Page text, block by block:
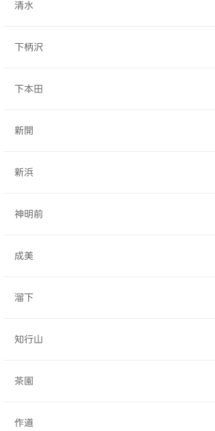
清水
下柄沢
下本田
新開
新浜
神明前
成美
溜下
知行山
茶園
作道